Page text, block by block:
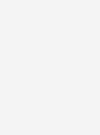
Stammsitz
zentralisiert.
in Betrieb genommen.